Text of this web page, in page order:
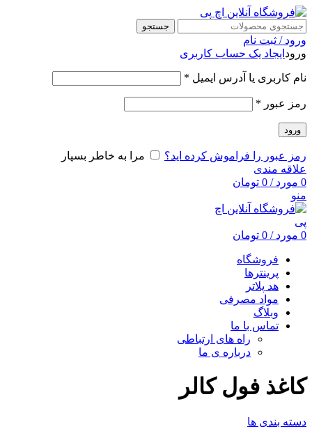
جستجو
ورود / ثبت نام
ورود ایجاد یک حساب کاربری
نام کاربری یا آدرس ایمیل *
رمز عبور *
ورود
رمز عبور را فراموش کرده اید؟
مرا به خاطر بسپار
علاقه مندی
0 مورد /
0 تومان
منو
0 مورد /
0 تومان
فروشگاه
پرینترها
هد پلاتر
مواد مصرفی
وبلاگ
تماس با ما
راه های ارتباطی
درباره ی ما
کاغذ فول کالر
دسته بندی ها